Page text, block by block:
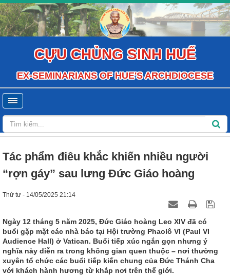
CỰU CHỦNG SINH HUẾ
EX-SEMINARIANS OF HUE'S ARCHDIOCESE
Tác phẩm điêu khắc khiến nhiều người
“rợn gáy” sau lưng Đức Giáo hoàng
Thứ tư - 14/05/2025 21:14
Ngày 12 tháng 5 năm 2025, Đức Giáo hoàng Leo XIV đã có
buổi gặp mặt các nhà báo tại Hội trường Phaolô VI (Paul VI
Audience Hall) ở Vatican. Buổi tiếp xúc ngắn gọn nhưng ý
nghĩa này diễn ra trong không gian quen thuộc – nơi thường
xuyên tổ chức các buổi tiếp kiến chung của Đức Thánh Cha
với khách hành hương từ khắp nơi trên thế giới.